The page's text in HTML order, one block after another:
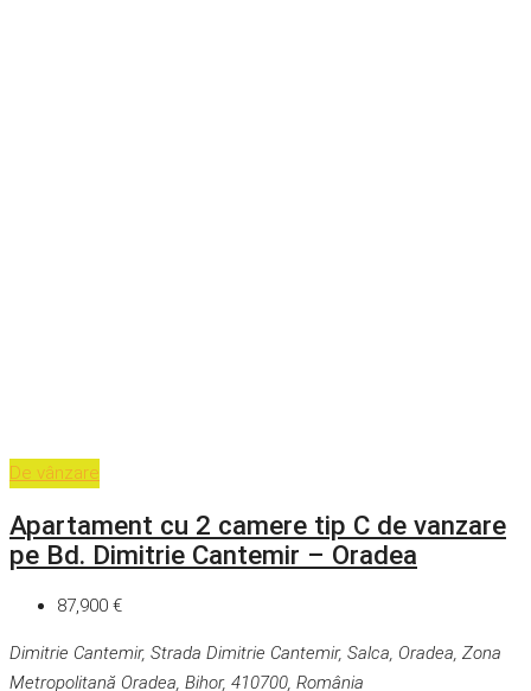
De vânzare
Apartament cu 2 camere tip C de vanzare
pe Bd. Dimitrie Cantemir – Oradea
87,900 €
Dimitrie Cantemir, Strada Dimitrie Cantemir, Salca, Oradea, Zona
Metropolitană Oradea, Bihor, 410700, România